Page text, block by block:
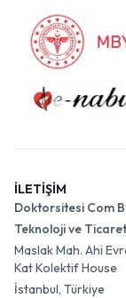
İLETİŞİM
Doktorsitesi Com
Teknoloji ve
Maslak Mah. Ahi
Kat Kolektif House
İstanbul, Türkiye